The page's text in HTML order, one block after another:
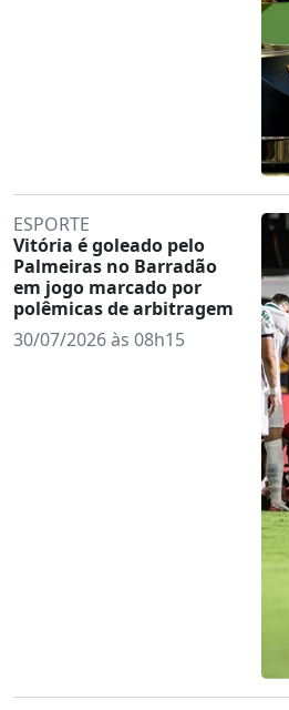
ESPORTE
Vitória é goleado pelo
Palmeiras no Barradão
em jogo marcado por
polêmicas de arbitragem
30/07/2026 às 08h15